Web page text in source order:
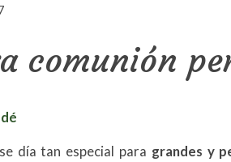
comunión
día tan especial para grandes y